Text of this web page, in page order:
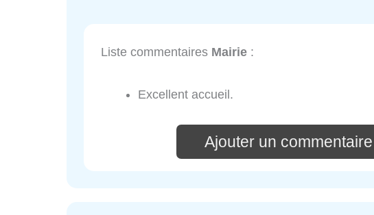
Liste commentaires Mairie :
Excellent accueil.
Ajouter un